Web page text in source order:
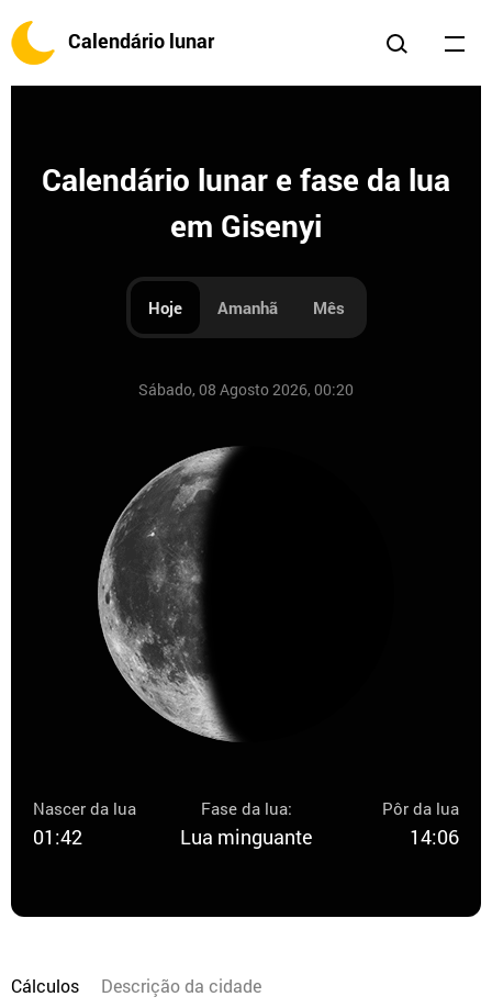
Calendário lunar
Calendário lunar e fase da lua
em Gisenyi
Hoje Amanhã Mês
Sábado, 08 Agosto 2026, 00:20
Nascer da lua
01:42
Fase da lua:
Lua minguante
Pôr da lua
14:06
Cálculos Descrição da cidade